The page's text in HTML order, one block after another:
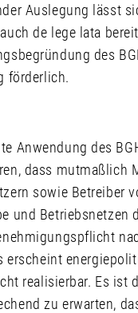
Auslegung lässt
de lege lata
des
förderlich.
Anwendung des
dass mutmaßlich
sowie Betreiber
und Betriebsnetzen
erscheint
realisierbar. Es ist
zu erwarten,